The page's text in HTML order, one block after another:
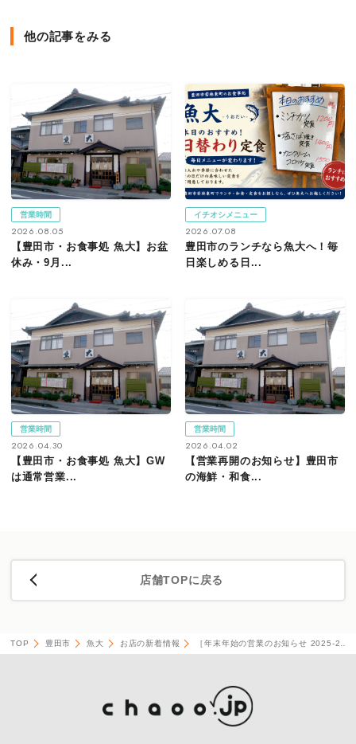
他の記事をみる
営業時間
2026.08.05
【豊田市・お食事処 魚大】お盆
休み・9月...
イチオシメニュー
2026.07.08
豊田市のランチなら魚大へ！毎
日楽しめる日...
営業時間
2026.04.30
【豊田市・お食事処 魚大】GW
は通常営業...
営業時間
2026.04.02
【営業再開のお知らせ】豊田市
の海鮮・和食...
店舗TOPに戻る
TOP 豊田市 魚大 お店の新着情報 ［年末年始の営業のお知らせ 2025-2…